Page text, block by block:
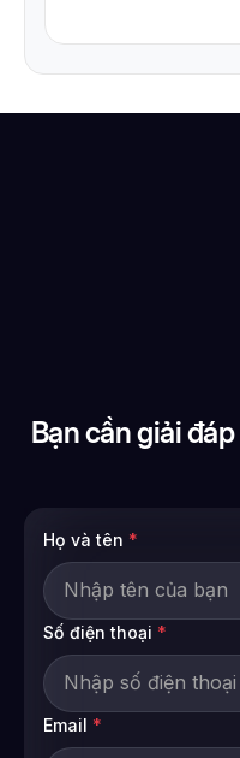
Bạn cần giải
Họ và tên *
Số điện thoại *
Email *